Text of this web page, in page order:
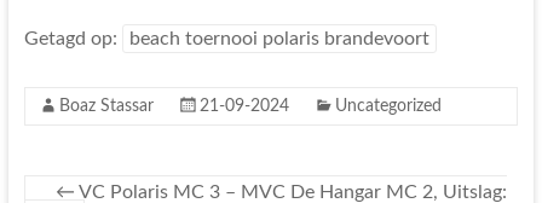
Getagd op: beach toernooi polaris brandevoort
Boaz Stassar 21-09-2024 Uncategorized
← VC Polaris MC 3 – MVC De Hangar MC 2, Uitslag: